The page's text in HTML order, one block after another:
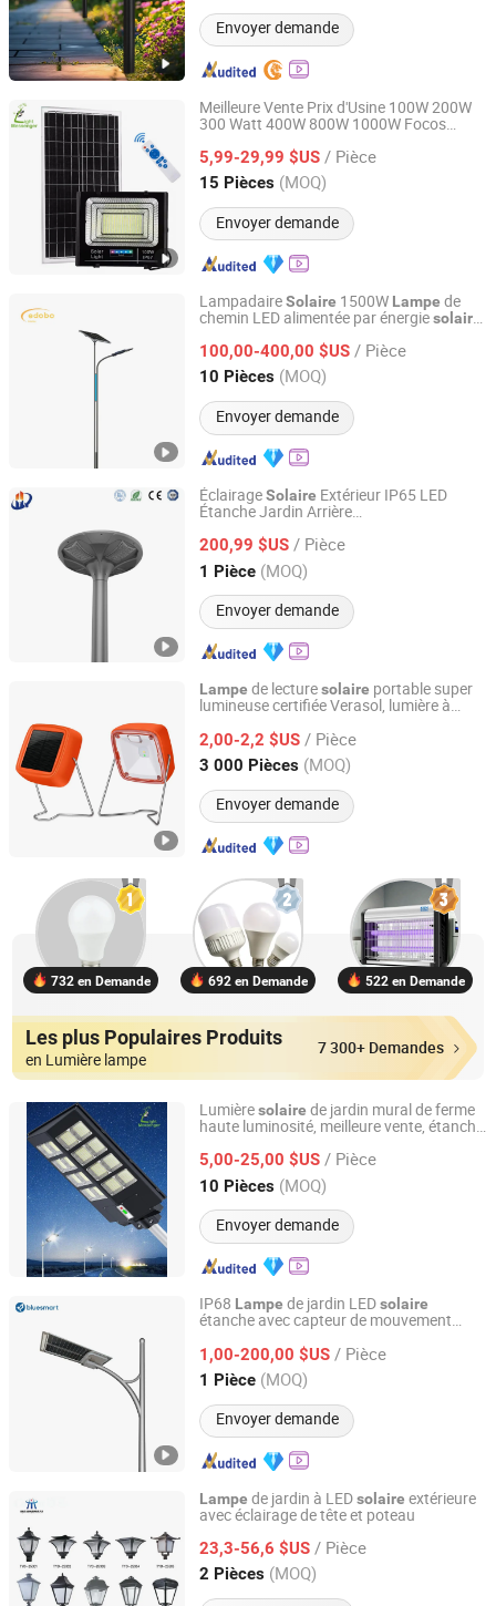
Envoyer demande
Meilleure Vente Prix d'Usine 100W 200W
300 Watt 400W 800W 1000W Focos
Lampede PlafondSolaire
Énergie
SolaireLampe
SolaireExtérieure
5,99-29,99 $US / Pièce
15 Pièces (MOQ)
Envoyer demande
Guangzhou Light Messenger Technology Application Co.,
Guangdong, China Depuis 2023
LampadaireSolaire 1500W Lampe de
chemin LED alimentée par énergiesolaire
100,00-400,00 $US / Pièce
10 Pièces (MOQ)
Envoyer demande
Yantai Edobo Tech. Co., Ltd
Jiangsu, China Depuis 2024
ÉclairageSolaire Extérieur IP65 LED
Étanche Jardin Arrière
Lampe
200,99 $US / Pièce
1 Pièce (MOQ)
Envoyer demande
Jiangsu Xuyida Construction Engineering Co., Ltd
Jiangsu, China Depuis 2023
Lampe de lecturesolaire portable super
lumineuse certifiée Verasol, lumière à
l'Afrique (SC-5)
2,00-2,2 $US / Pièce
3 000 Pièces (MOQ)
Envoyer demande
Qingdao Sunshine New Energy Co., Ltd.
Shandong, China Depuis 2014
732 en Demande 692 en Demande 522 en Demande
Les plus Populaires Produits
en Lumière lampe
7 300+ Demandes
Lumièresolaire de jardin mural de ferme
haute luminosité, meilleure vente, étanche
à économie d'énergie en gros, lumière de
rue solaire lampe
5,00-25,00 $US / Pièce
10 Pièces (MOQ)
Envoyer demande
Guangzhou Light Messenger Technology Application Co.,
Ltd
Guangdong, China Depuis 2023
IP68 Lampe de jardin LEDsolaire
étanche avec capteur de mouvement
1,00-200,00 $US / Pièce
1 Pièce (MOQ)
Envoyer demande
Bluesmart Solar PV Co., Ltd.
Guangdong, China Depuis 2016
Lampe de jardin à LEDsolaire extérieure
avec éclairage de tête et poteau
23,3-56,6 $US / Pièce
2 Pièces (MOQ)
Yangzhou Huatai Lighting Group Co., Ltd
Jiangsu, China Depuis 2024